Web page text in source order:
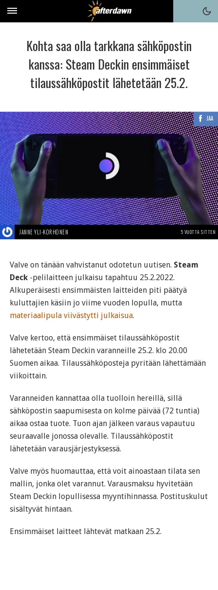
Kohta saa olla tarkkana sähköpostin
kanssa: Steam Deckin ensimmäiset
tilaussähköpostit lähetetään 25.2.
JAA
JANNE YLI-KORHONEN 5 VUOTTA SITTEN
Valve on tänään vahvistanut odotetun uutisen. Steam
Deck -pelilaitteen julkaisu tapahtuu 25.2.2022.
Alkuperäisesti ensimmäisten laitteiden piti päätyä
kuluttajien käsiin jo viime vuoden lopulla, mutta
materiaalipula viivästytti julkaisua.
Valve kertoo, että ensimmäiset tilaussähköpostit
lähetetään Steam Deckin varanneille 25.2. klo 20.00
Suomen aikaa. Tilaussähköposteja pyritään lähettämään
viikoittain.
Varanneiden kannattaa olla tuolloin hereillä, sillä
sähköpostin saapumisesta on kolme päivää (72 tuntia)
aikaa ostaa tuote. Tuon ajan jälkeen varaus vapautuu
seuraavalle jonossa olevalle. Tilaussähköpostit
lähetetään varausjärjestyksessä.
Valve myös huomauttaa, että voit ainoastaan tilata sen
mallin, jonka olet varannut. Varausmaksu hyvitetään
Steam Deckin lopullisessa myyntihinnassa. Postituskulut
sisältyvät hintaan.
Ensimmäiset laitteet lähtevät matkaan 25.2.